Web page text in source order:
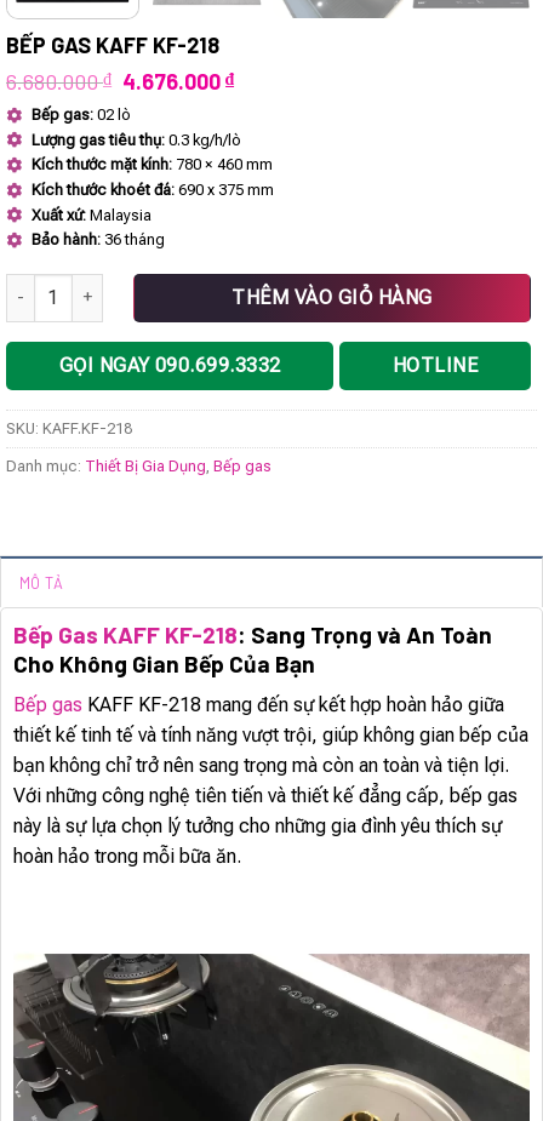
BẾP GAS KAFF KF-218
6.680.000₫ Giá
gốc
là:
6.680.000 ₫.
4.676.000₫Giá
là:
4.676.000 ₫.
Bếp gas: 02 lò
Lượng gas tiêu thụ: 0.3 kg/h/lò
Kích thước mặt kính: 780 × 460 mm
Kích thước khoét đá: 690 x 375 mm
Xuất xứ: Malaysia
Bảo hành: 36 tháng
Bếp gas KAFF KF-218 số lượngTHÊM VÀO GIỎ HÀNG
GỌI NGAY 090.699.3332 HOTLINE
SKU: KAFF.KF-218
Danh mục: Thiết Bị Gia Dụng Bếp gas
MÔ TẢ
Bếp Gas KAFF KF-218: Sang Trọng và An Toàn
Cho Không Gian Bếp Của Bạn
Bếp gas KAFF KF-218 mang đến sự kết hợp hoàn hảo giữa
thiết kế tinh tế và tính năng vượt trội, giúp không gian bếp của
bạn không chỉ trở nên sang trọng mà còn an toàn và tiện lợi.
Với những công nghệ tiên tiến và thiết kế đẳng cấp, bếp gas
này là sự lựa chọn lý tưởng cho những gia đình yêu thích sự
hoàn hảo trong mỗi bữa ăn.